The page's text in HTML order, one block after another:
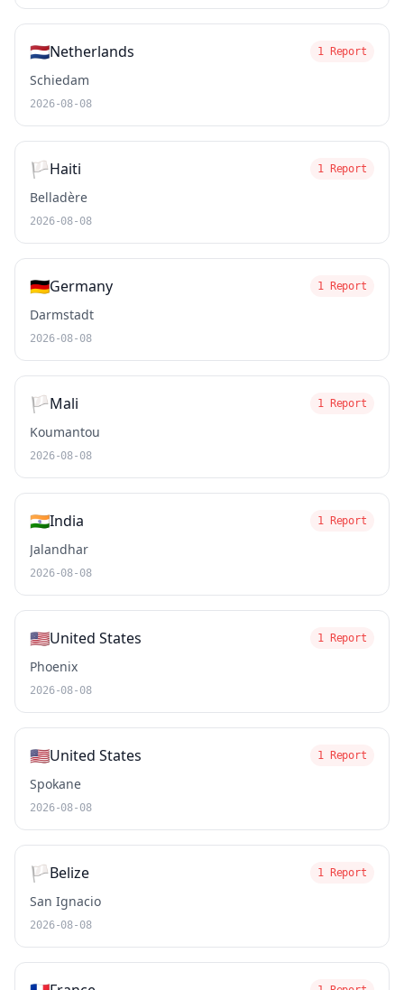
🇳🇱Netherlands 1 Report
Schiedam
2026-08-08
🏳️Haiti 1 Report
Belladère
2026-08-08
🇩🇪Germany 1 Report
Darmstadt
2026-08-08
🏳️Mali 1 Report
Koumantou
2026-08-08
🇮🇳India 1 Report
Jalandhar
2026-08-08
🇺🇸United States 1 Report
Phoenix
2026-08-08
🇺🇸United States 1 Report
Spokane
2026-08-08
🏳️Belize 1 Report
San Ignacio
2026-08-08